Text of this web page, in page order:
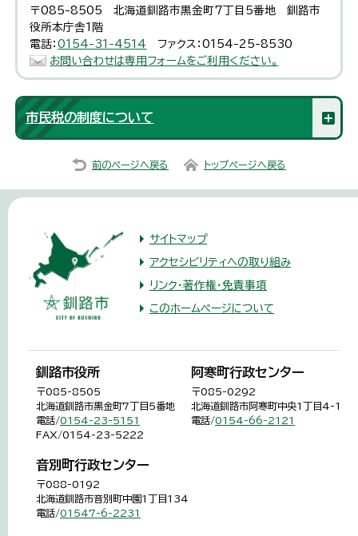
〒085-8505 北海道釧路市黒金町7丁目5番地 釧路市
役所本庁舎1階
電話：0154-31-4514
ファクス：0154-25-8530
お問い合わせは専用フォームをご利用ください。
市民税の制度について
前のページへ戻る トップページへ戻る
サイトマップ
アクセシビリティへの取り組み
リンク・著作権・免責事項
このホームページについて
釧路市役所
〒085-8505
北海道釧路市黒金町7丁目5番地
電話/0154-23-5151
FAX/0154-23-5222
阿寒町行政センター
〒085-0292
北海道釧路市阿寒町中央1丁目4-1
電話/0154-66-2121
音別町行政センター
〒088-0192
北海道釧路市音別町中園1丁目134
電話/01547-6-2231